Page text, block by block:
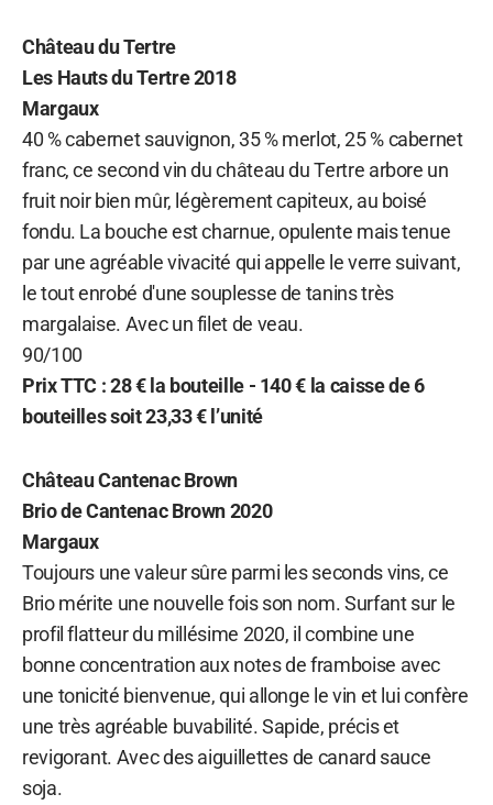
Château du Tertre
Les Hauts du Tertre 2018
Margaux
40 % cabernet sauvignon, 35 % merlot, 25 % cabernet
franc, ce second vin du château du Tertre arbore un
fruit noir bien mûr, légèrement capiteux, au boisé
fondu. La bouche est charnue, opulente mais tenue
par une agréable vivacité qui appelle le verre suivant,
le tout enrobé d'une souplesse de tanins très
margalaise. Avec un filet de veau.
90/100
Prix TTC : 28 € la bouteille - 140 € la caisse de 6
bouteilles soit 23,33 € l’unité
Château Cantenac Brown
Brio de Cantenac Brown 2020
Margaux
Toujours une valeur sûre parmi les seconds vins, ce
Brio mérite une nouvelle fois son nom. Surfant sur le
profil flatteur du millésime 2020, il combine une
bonne concentration aux notes de framboise avec
une tonicité bienvenue, qui allonge le vin et lui confère
une très agréable buvabilité. Sapide, précis et
revigorant. Avec des aiguillettes de canard sauce
soja.